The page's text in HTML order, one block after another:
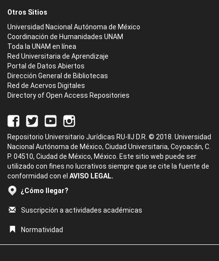
Otros Sitios
Universidad Nacional Autónoma de México
Coordinación de Humanidades UNAM
Toda la UNAM en línea
Red Universitaria de Aprendizaje
Portal de Datos Abiertos
Dirección General de Bibliotecas
Red de Acervos Digitales
Directory of Open Access Repositories
Repositorio Universitario Jurídicas RU-IIJ D.R. © 2018. Universidad
Nacional Autónoma de México, Ciudad Universitaria, Coyoacán, C.
P. 04510, Ciudad de México, México. Este sitio web puede ser
utilizado con fines no lucrativos siempre que se cite la fuente de
conformidad con el AVISO LEGAL.
¿Cómo llegar?
Suscripción a actividades académicas
Normatividad